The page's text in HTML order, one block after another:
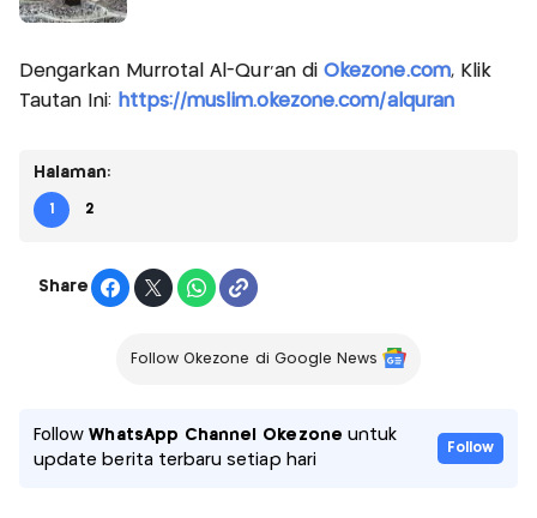
Dengarkan Murrotal Al-Qur'an diOkezone.com, Klik
Tautan Ini: https://muslim.okezone.com/alquran
Halaman:
1 2
Share
Follow Okezone di Google News
FollowWhatsApp Channel Okezone untuk
update berita terbaru setiap hari
Follow